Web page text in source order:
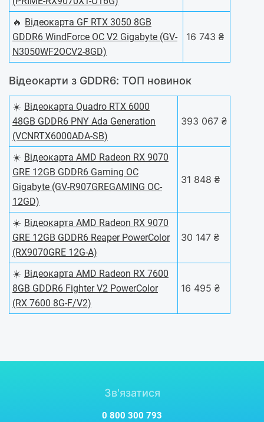
🔥 Відеокарта GF RTX 3050 8GB
GDDR6 WindForce OC V2 Gigabyte (GV-
N3050WF2OCV2-8GD)
16 743 ₴
Відеокарти з GDDR6: ТОП новинок
☀️ Відеокарта Quadro RTX 6000
48GB GDDR6 PNY Ada Generation
(VCNRTX6000ADA-SB)
393 067 ₴
☀️ Відеокарта AMD Radeon RX 9070
GRE 12GB GDDR6 Gaming OC
Gigabyte (GV-R907GREGAMING OC-
12GD)
31 848 ₴
☀️ Відеокарта AMD Radeon RX 9070
GRE 12GB GDDR6 Reaper PowerColor
(RX9070GRE 12G-A)
30 147 ₴
☀️ Відеокарта AMD Radeon RX 7600
8GB GDDR6 Fighter V2 PowerColor
(RX 7600 8G-F/V2)
16 495 ₴
Зв'язатися
0 800 300 793